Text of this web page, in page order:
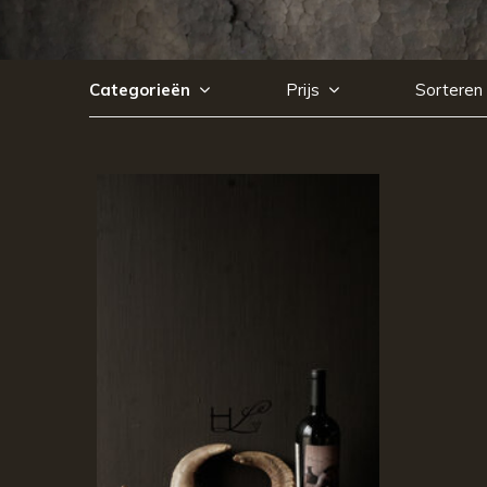
Categorieën Prijs Sorteren